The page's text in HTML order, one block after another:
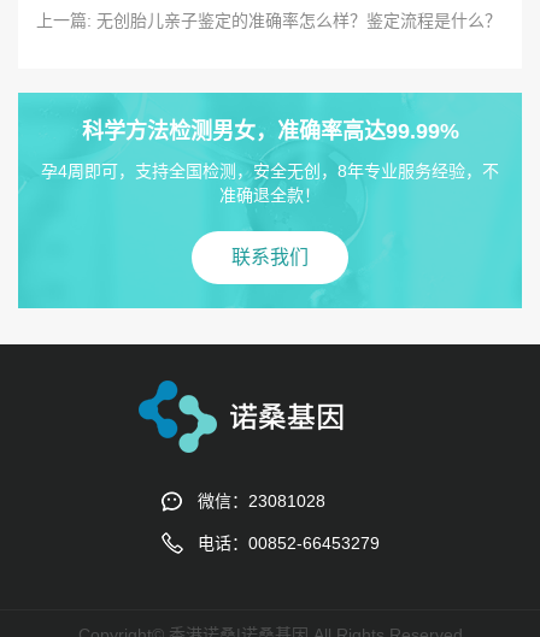
上一篇: 无创胎儿亲子鉴定的准确率怎么样？鉴定流程是什么？
科学方法检测男女，准确率高达99.99%
孕4周即可，支持全国检测，安全无创，8年专业服务经验，不
准确退全款！
联系我们
微信：23081028
电话：00852-66453279